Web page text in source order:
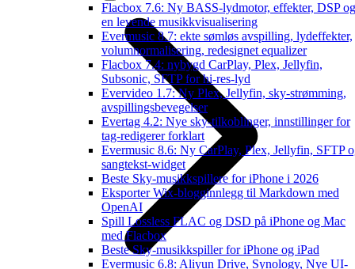
Flacbox 7.6: Ny BASS-lydmotor, effekter, DSP og
en levende musikkvisualisering
Evermusic 8.7: ekte sømløs avspilling, lydeffekter,
volumnormalisering, redesignet equalizer
Flacbox 7.4: nybygd CarPlay, Plex, Jellyfin,
Subsonic, SFTP for hi-res-lyd
Evervideo 1.7: Ny Plex, Jellyfin, sky-strømming,
avspillingsbevegelser
Evertag 4.2: Nye sky-tilkoblinger, innstillinger for
tag-redigerer forklart
Evermusic 8.6: Ny CarPlay, Plex, Jellyfin, SFTP
sangtekst-widget
Beste Sky-musikkspillere for iPhone i 2026
Eksporter Wix-blogginnlegg til Markdown med
OpenAI
Spill Lossless FLAC og DSD på iPhone og Mac
med Flacbox
Beste Sky-musikkspiller for iPhone og iPad
Evermusic 6.8: Aliyun Drive, Synology, Nye UI-